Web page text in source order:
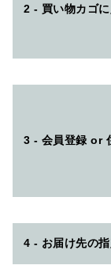
2 - 買い物カゴ
3 - 会員登録 or
4 - お届け先の指